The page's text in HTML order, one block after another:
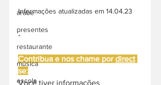
árabe
presentes
restaurante
música
escola
Informações atualizadas em 14.04.23
-
Contribua e nos chame por direct
se:
Você tiver informações